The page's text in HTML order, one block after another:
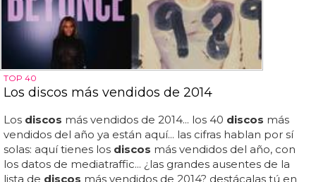
TOP 40
Los discos más vendidos de 2014
Los discos más vendidos de 2014... los 40 discos más
vendidos del año ya están aquí... las cifras hablan por sí
solas: aquí tienes los discos más vendidos del año, con
los datos de mediatraffic... ¿las grandes ausentes de la
lista de discos más vendidos de 2014? destácalas tú en